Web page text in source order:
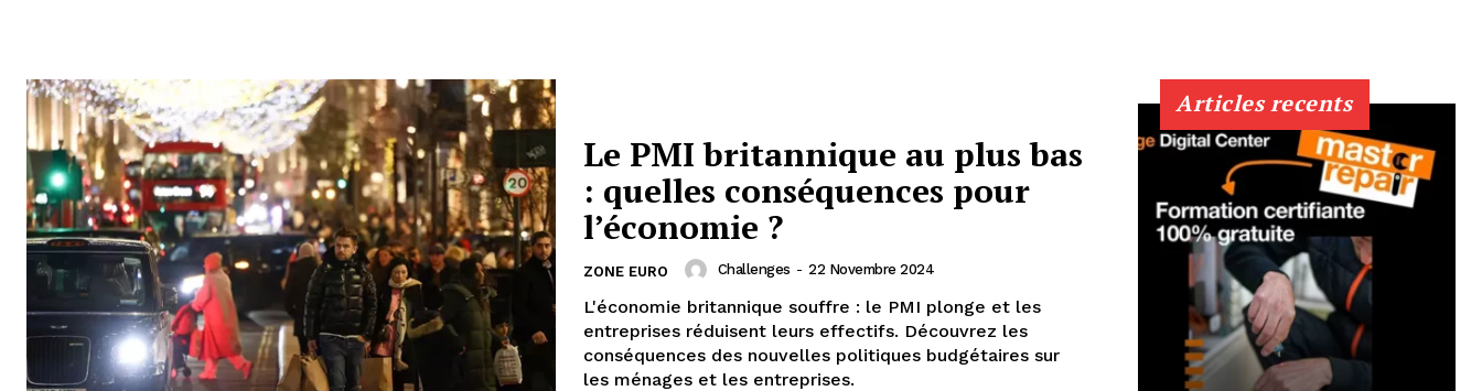
Le PMI britannique au plus bas
: quelles conséquences pour
l’économie ?
ZONE EURO Challenges - 22 Novembre 2024
L'économie britannique souffre : le PMI plonge et les
entreprises réduisent leurs effectifs. Découvrez les
conséquences des nouvelles politiques budgétaires sur
les ménages et les entreprises.
Articles recents